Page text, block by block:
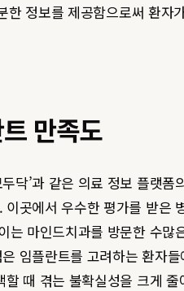
정보를 제공함으로써 환
만족도
’과 같은 의료 정보 플랫
곳에서 우수한 평가를 받은
마인드치과를 방문한 수
임플란트를 고려하는 환자
때 겪는 불확실성을 크게 줄